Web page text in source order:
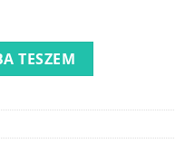
zuhanyfal mennyiség
TESZEM